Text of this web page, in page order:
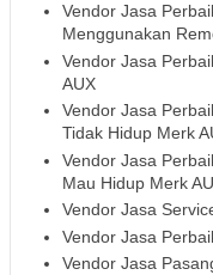
Vendor Jasa
Menggunakan
Vendor Jasa
AUX
Vendor Jasa
Tidak Hidup Merk
Vendor Jasa
Mau Hidup Merk
Vendor Jasa
Vendor Jasa
Vendor Jasa